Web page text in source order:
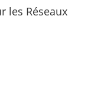
les Réseaux